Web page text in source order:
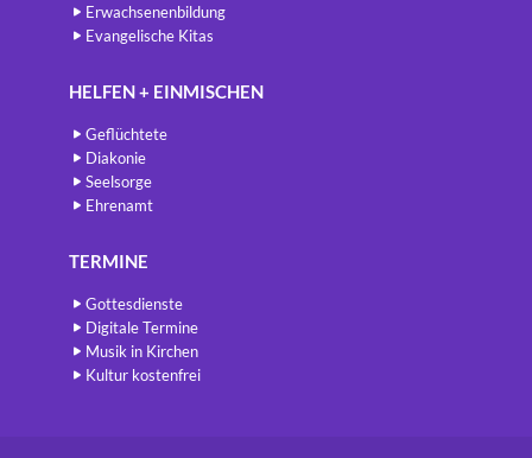
Erwachsenenbildung
Evangelische Kitas
HELFEN + EINMISCHEN
Geflüchtete
Diakonie
Seelsorge
Ehrenamt
TERMINE
Gottesdienste
Digitale Termine
Musik in Kirchen
Kultur kostenfrei